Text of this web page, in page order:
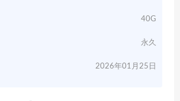
40G
永久
2026年01月25日